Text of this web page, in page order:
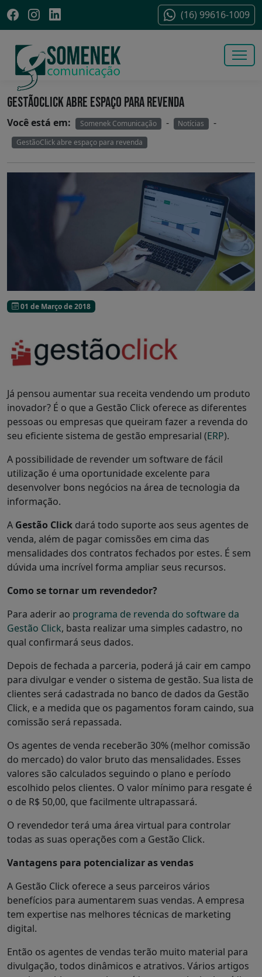
(16) 99616-1009
GESTÃOCLICK ABRE ESPAÇO PARA REVENDA
Você está em: Somenek Comunicação - Notícias -
GestãoClick abre espaço para revenda
01 de Março de 2018
Já pensou aumentar sua receita vendendo um produto
inovador? É o que a Gestão Click oferece as diferentes
pessoas ou empresas que queiram fazer a revenda do
seu eficiente sistema de gestão empresarial (ERP).
A possibilidade de revender um software de fácil
utilização é uma oportunidade excelente para
desenvolver bons negócios na área de tecnologia da
informação.
A Gestão Click dará todo suporte aos seus agentes de
venda, além de pagar comissões em cima das
mensalidades dos contratos fechados por estes. É sem
dúvida uma incrível forma ampliar seus recursos.
Como se tornar um revendedor?
Para aderir ao programa de revenda do software da
Gestão Click, basta realizar uma simples cadastro, no
qual confirmará seus dados.
Depois de fechada a parceria, poderá já cair em campo
para divulgar e vender o sistema de gestão. Sua lista de
clientes será cadastrada no banco de dados da Gestão
Click, e a medida que os pagamentos foram caindo, sua
comissão será repassada.
Os agentes de venda receberão 30% (melhor comissão
do mercado) do valor bruto das mensalidades. Esses
valores são calculados seguindo o plano e período
escolhido pelos clientes. O valor mínimo para resgate é
o de R$ 50,00, que facilmente ultrapassará.
O revendedor terá uma área virtual para controlar
todas as suas operações com a Gestão Click.
Vantagens para potencializar as vendas
A Gestão Click oferece a seus parceiros vários
benefícios para aumentarem suas vendas. A empresa
tem expertise nas melhores técnicas de marketing
digital.
Então os agentes de vendas terão muito material para
divulgação, todos dinâmicos e atrativos. Vários artigos